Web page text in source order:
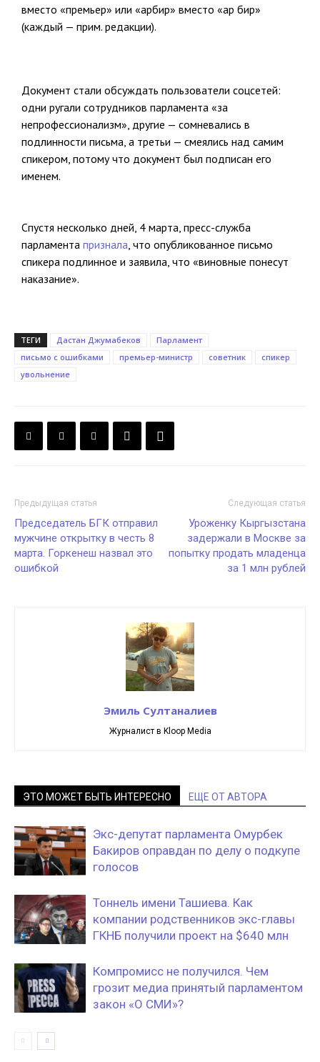
вместо «премьер» или «арбир» вместо «ар бир»
(каждый — прим. редакции).
Документ стали обсуждать пользователи соцсетей:
одни ругали сотрудников парламента «за
непрофессионализм», другие — сомневались в
подлинности письма, а третьи — смеялись над самим
спикером, потому что документ был подписан его
именем.
Спустя несколько дней, 4 марта, пресс-служба
парламента признала, что опубликованное письмо
спикера подлинное и заявила, что «виновные понесут
наказание».
ТЕГИ Дастан Джумабеков
Парламент
письмо с ошибками
премьер-министр советник
спикер
увольнение
Предыдущая статья
Председатель БГК отправил
мужчине открытку в честь 8
марта. Горкенеш назвал это
ошибкой
Следующая статья
Уроженку Кыргызстана
задержали в Москве за
попытку продать младенца
за 1 млн рублей
Эмиль Султаналиев
Журналист в Kloop Media
ЭТО МОЖЕТ БЫТЬ ИНТЕРЕСНО ЕЩЕ ОТ АВТОРА
Экс-депутат парламента Омурбек
Бакиров оправдан по делу о подкупе
голосов
Тоннель имени Ташиева. Как
компании родственников экс-главы
ГКНБ получили проект на $640 млн
Компромисс не получился. Чем
грозит медиа принятый парламентом
закон «О СМИ»?